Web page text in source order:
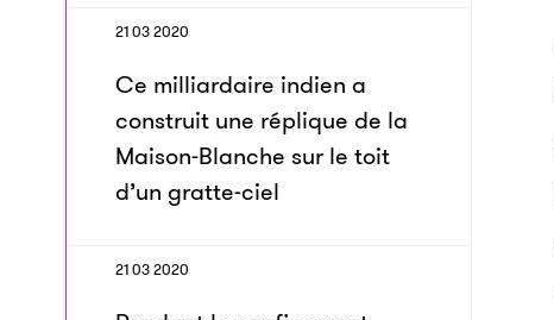
21 03 2020
Ce milliardaire indien a
construit une réplique de la
Maison-Blanche sur le toit
d’un gratte-ciel
21 03 2020